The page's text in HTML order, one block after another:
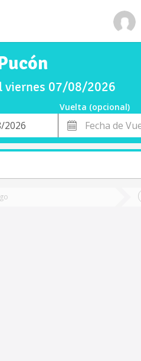
viernes 07/08/2026
Vuelta (opcional)
Fecha
de
Vuelta